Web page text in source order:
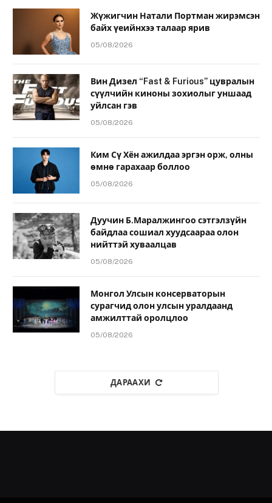
Жүжигчин Натали Портман жирэмсэн
байх үеийнхээ талаар ярив
05/08/2026
Вин Дизел “Fast & Furious” цувралын
сүүлчийн киноны зохиолыг уншаад
уйлсан гэв
05/08/2026
Ким Сү Хён ажилдаа эргэн орж, олны
өмнө гарахаар боллоо
05/08/2026
Дуучин Б.Маралжингоо сэтгэлзүйн
байдлаа сошиал хуудсаараа олон
нийттэй хуваалцав
05/08/2026
Монгол Улсын консерваторын
сурагчид олон улсын уралдаанд
амжилттай оролцлоо
05/08/2026
ДАРААХИ